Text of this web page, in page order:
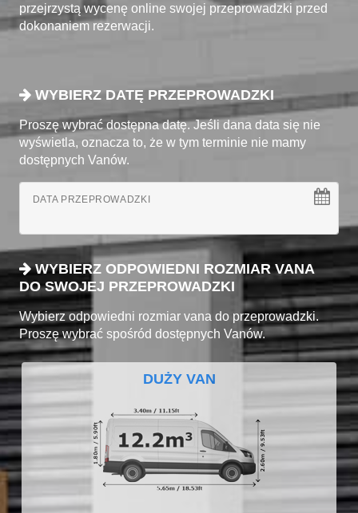
przejrzystą wycenę online swojej przeprowadzki przed
dokonaniem rezerwacji.
WYBIERZ DATĘ PRZEPROWADZKI
Proszę wybrać dostępna datę. Jeśli dana data się nie
wyświetla, oznacza to, że w tym terminie nie mamy
dostępnych Vanów.
DATA PRZEPROWADZKI
WYBIERZ ODPOWIEDNI ROZMIAR VANA
DO SWOJEJ PRZEPROWADZKI
Wybierz odpowiedni rozmiar vana do przeprowadzki.
Proszę wybrać spośród dostępnych Vanów.
DUŻY VAN